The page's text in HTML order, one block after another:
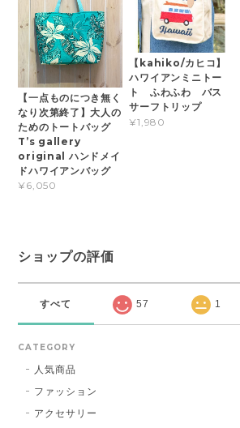
【一点ものにつき無く
なり次第終了】大人の
ためのトートバッグ
T’s gallery
original ハンドメイ
ドハワイアンバッグ
¥6,050
【kahiko/カヒコ】
ハワイアンミニトー
ト ふわふわ バス
サーフトリップ
¥1,980
ショップの評価
すべて 57 1
CATEGORY
人気商品
ファッション
アクセサリー